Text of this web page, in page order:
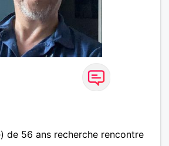
de 56 ans recherche rencontre